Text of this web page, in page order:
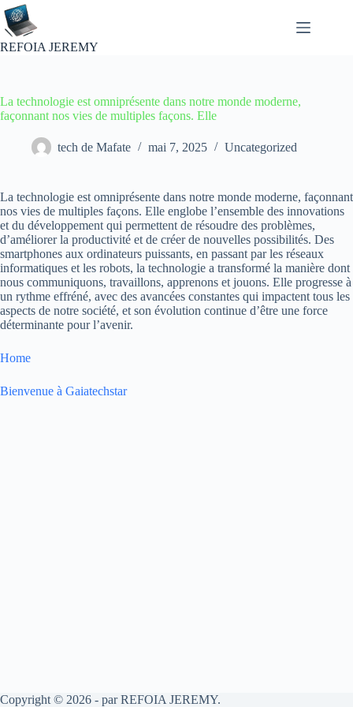
Passer
au
contenu
REFOIA JEREMY
La technologie est omniprésente dans notre monde moderne,
façonnant nos vies de multiples façons. Elle
tech de Mafate mai 7, 2025 Uncategorized
La technologie est omniprésente dans notre monde moderne, façonnant
nos vies de multiples façons. Elle englobe l’ensemble des innovations
et du développement qui permettent de résoudre des problèmes,
d’améliorer la productivité et de créer de nouvelles possibilités. Des
smartphones aux ordinateurs puissants, en passant par les réseaux
informatiques et les robots, la technologie a transformé la manière dont
nous communiquons, travaillons, apprenons et jouons. Elle progresse à
un rythme effréné, avec des avancées constantes qui impactent tous les
aspects de notre société, et son évolution continue d’être une force
déterminante pour l’avenir.
Home
Bienvenue à Gaiatechstar
Copyright © 2026 - par REFOIA JEREMY.